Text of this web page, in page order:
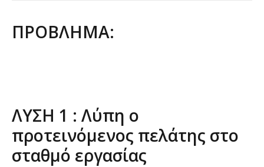
ΠΡΟΒΛΗΜΑ:
ΛΥΣΗ 1 : Λύπη ο
προτεινόμενος πελάτης στο
σταθμό εργασίας